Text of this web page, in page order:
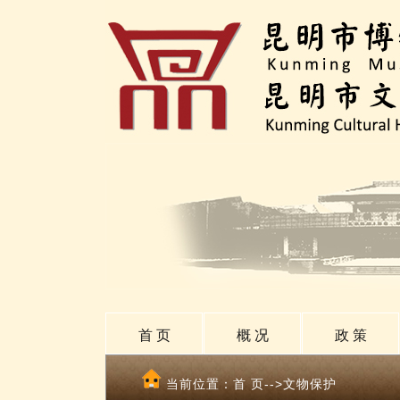
首 页 概 况 政 策
当前位置： 首 页-->文物保护